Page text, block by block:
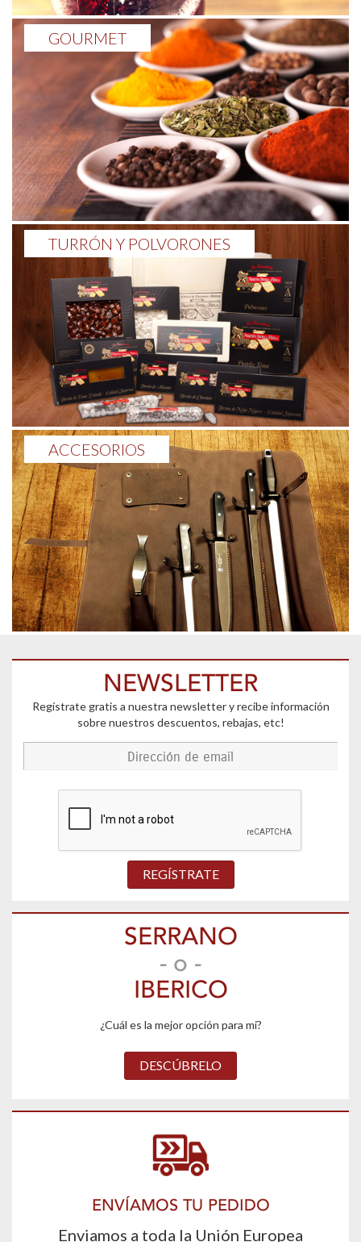
GOURMET
TURRÓN Y POLVORONES
ACCESORIOS
NEWSLETTER
Regístrate gratis a nuestra newsletter y recibe información
sobre nuestros descuentos, rebajas, etc!
REGÍSTRATE
SERRANO
- o -
IBERICO
¿Cuál es la mejor opción para mi?
DESCÚBRELO
ENVÍAMOS TU PEDIDO
Enviamos a toda la Unión Europea